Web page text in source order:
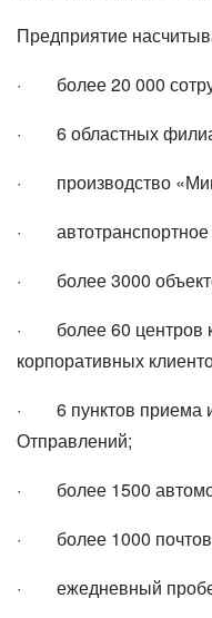
Предприятие
· более 20 000
· 6 областных
· производство
· автотранспортное
· более 3000
· более 60 центров
корпоративных
· 6 пунктов приема
Отправлений;
· более 1500
· более 1000
· ежедневный